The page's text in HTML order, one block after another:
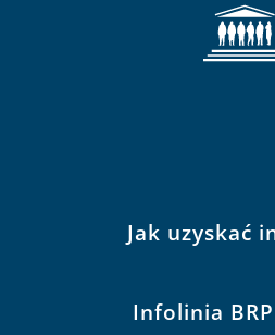
Jak uzyskać
Infolinia